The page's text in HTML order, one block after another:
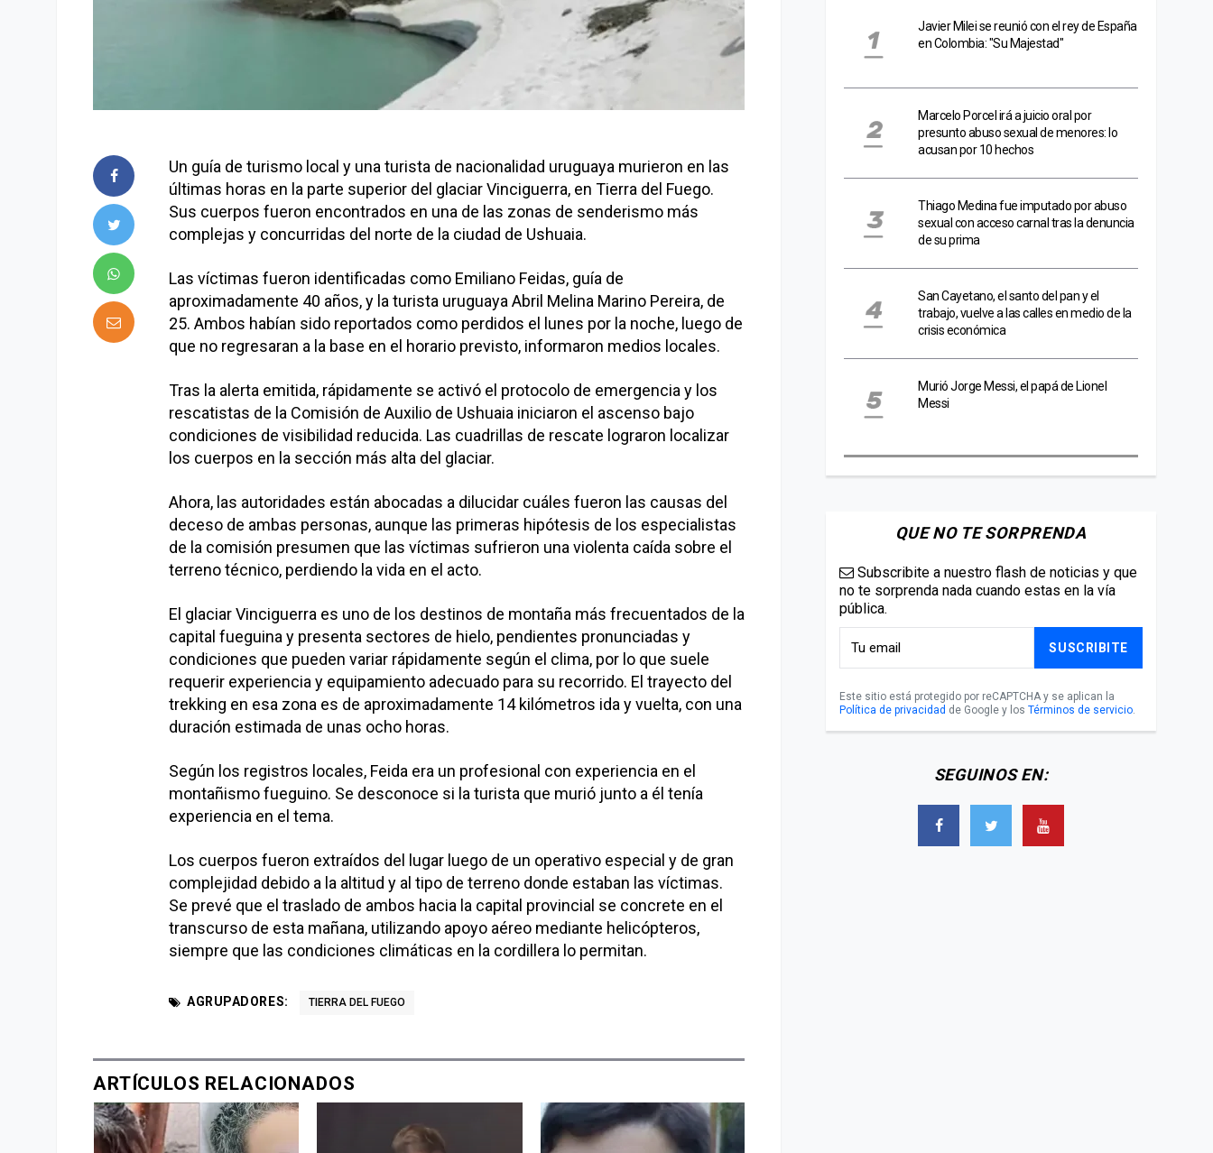
Un guía de turismo local y una turista de nacionalidad uruguaya murieron en las
últimas horas en la parte superior del glaciar Vinciguerra, en Tierra del Fuego.
Sus cuerpos fueron encontrados en una de las zonas de senderismo más
complejas y concurridas del norte de la ciudad de Ushuaia.
Las víctimas fueron identificadas como Emiliano Feidas, guía de
aproximadamente 40 años, y la turista uruguaya Abril Melina Marino Pereira, de
25. Ambos habían sido reportados como perdidos el lunes por la noche, luego de
que no regresaran a la base en el horario previsto, informaron medios locales.
Tras la alerta emitida, rápidamente se activó el protocolo de emergencia y los
rescatistas de la Comisión de Auxilio de Ushuaia iniciaron el ascenso bajo
condiciones de visibilidad reducida. Las cuadrillas de rescate lograron localizar
los cuerpos en la sección más alta del glaciar.
Ahora, las autoridades están abocadas a dilucidar cuáles fueron las causas del
deceso de ambas personas, aunque las primeras hipótesis de los especialistas
de la comisión presumen que las víctimas sufrieron una violenta caída sobre el
terreno técnico, perdiendo la vida en el acto.
El glaciar Vinciguerra es uno de los destinos de montaña más frecuentados de la
capital fueguina y presenta sectores de hielo, pendientes pronunciadas y
condiciones que pueden variar rápidamente según el clima, por lo que suele
requerir experiencia y equipamiento adecuado para su recorrido. El trayecto del
trekking en esa zona es de aproximadamente 14 kilómetros ida y vuelta, con una
duración estimada de unas ocho horas.
Según los registros locales, Feida era un profesional con experiencia en el
montañismo fueguino. Se desconoce si la turista que murió junto a él tenía
experiencia en el tema.
Los cuerpos fueron extraídos del lugar luego de un operativo especial y de gran
complejidad debido a la altitud y al tipo de terreno donde estaban las víctimas.
Se prevé que el traslado de ambos hacia la capital provincial se concrete en el
transcurso de esta mañana, utilizando apoyo aéreo mediante helicópteros,
siempre que las condiciones climáticas en la cordillera lo permitan.
AGRUPADORES: TIERRA DEL FUEGO
ARTÍCULOS RELACIONADOS
Javier Milei se reunió con el rey de España
en Colombia: "Su Majestad"
Marcelo Porcel irá a juicio oral por
presunto abuso sexual de menores: lo
acusan por 10 hechos
Thiago Medina fue imputado por abuso
sexual con acceso carnal tras la denuncia
de su prima
San Cayetano, el santo del pan y el
trabajo, vuelve a las calles en medio de la
crisis económica
Murió Jorge Messi, el papá de Lionel
Messi
QUE NO TE SORPRENDA
Subscribite a nuestro flash de noticias y que
no te sorprenda nada cuando estas en la vía
pública.
SUSCRIBITE
Este sitio está protegido por reCAPTCHA y se aplican la
Política de privacidad de Google y los Términos de servicio.
SEGUINOS EN: